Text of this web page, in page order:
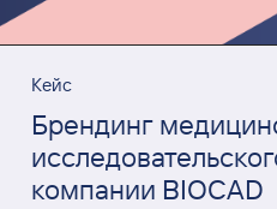
Кейс
Брендинг
компании BIOCAD